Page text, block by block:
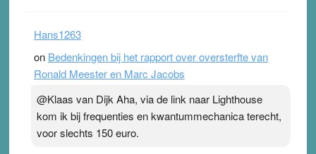
Hans1263
on Bedenkingen bij het rapport over oversterfte van
Ronald Meester en Marc Jacobs
@Klaas van Dijk Aha, via de link naar Lighthouse
kom ik bij frequenties en kwantummechanica terecht,
voor slechts 150 euro.